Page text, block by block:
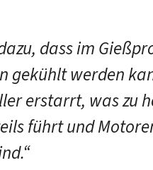
dass im
gekühlt werden
erstarrt, was zu
führt und